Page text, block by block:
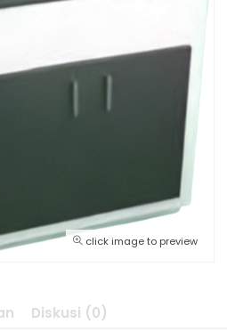
click image to preview
Diskusi (0)